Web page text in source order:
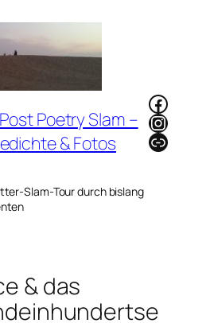
Poetry Slam –
& Fotos
Slam-Tour durch bislang
Link
& das